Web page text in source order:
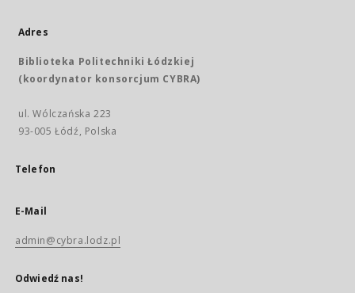
Adres
Biblioteka Politechniki Łódzkiej
(koordynator konsorcjum CYBRA)
ul. Wólczańska 223
93-005 Łódź, Polska
Telefon
E-Mail
admin@cybra.lodz.pl
Odwiedź nas!